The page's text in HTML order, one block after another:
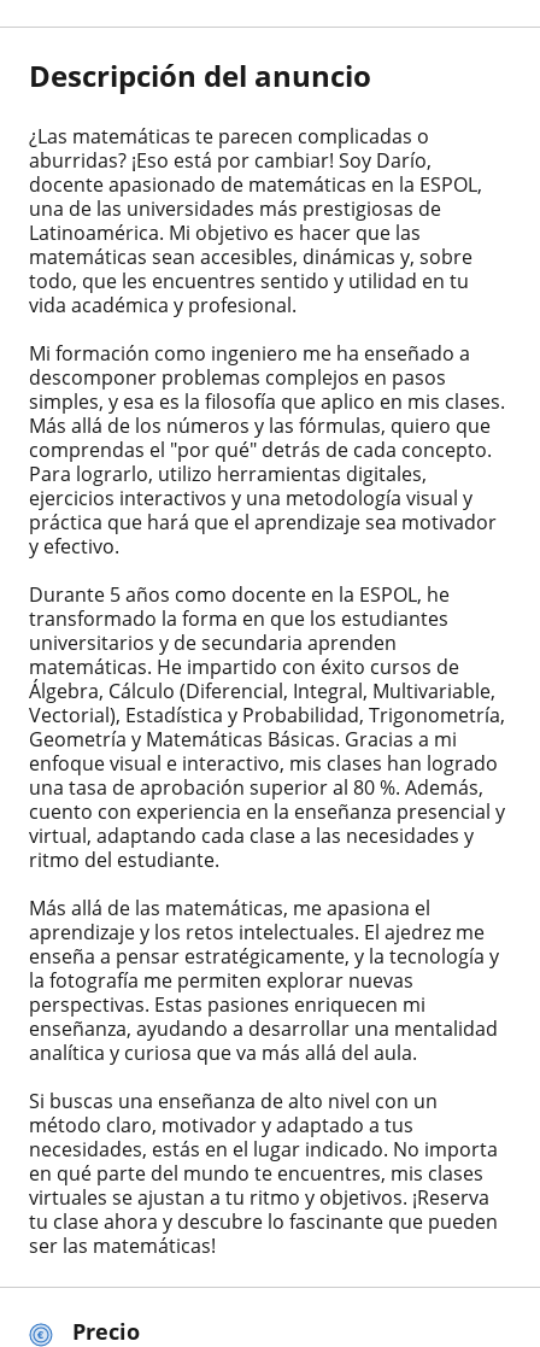
Precio
Descripción del anuncio
¿Las matemáticas te parecen complicadas o
aburridas? ¡Eso está por cambiar! Soy Darío,
docente apasionado de matemáticas en la ESPOL,
una de las universidades más prestigiosas de
Latinoamérica. Mi objetivo es hacer que las
matemáticas sean accesibles, dinámicas y, sobre
todo, que les encuentres sentido y utilidad en tu
vida académica y profesional.
Mi formación como ingeniero me ha enseñado a
descomponer problemas complejos en pasos
simples, y esa es la filosofía que aplico en mis clases.
Más allá de los números y las fórmulas, quiero que
comprendas el "por qué" detrás de cada concepto.
Para lograrlo, utilizo herramientas digitales,
ejercicios interactivos y una metodología visual y
práctica que hará que el aprendizaje sea motivador
y efectivo.
Durante 5 años como docente en la ESPOL, he
transformado la forma en que los estudiantes
universitarios y de secundaria aprenden
matemáticas. He impartido con éxito cursos de
Álgebra, Cálculo (Diferencial, Integral, Multivariable,
Vectorial), Estadística y Probabilidad, Trigonometría,
Geometría y Matemáticas Básicas. Gracias a mi
enfoque visual e interactivo, mis clases han logrado
una tasa de aprobación superior al 80 %. Además,
cuento con experiencia en la enseñanza presencial y
virtual, adaptando cada clase a las necesidades y
ritmo del estudiante.
Más allá de las matemáticas, me apasiona el
aprendizaje y los retos intelectuales. El ajedrez me
enseña a pensar estratégicamente, y la tecnología y
la fotografía me permiten explorar nuevas
perspectivas. Estas pasiones enriquecen mi
enseñanza, ayudando a desarrollar una mentalidad
analítica y curiosa que va más allá del aula.
Si buscas una enseñanza de alto nivel con un
método claro, motivador y adaptado a tus
necesidades, estás en el lugar indicado. No importa
en qué parte del mundo te encuentres, mis clases
virtuales se ajustan a tu ritmo y objetivos. ¡Reserva
tu clase ahora y descubre lo fascinante que pueden
ser las matemáticas!